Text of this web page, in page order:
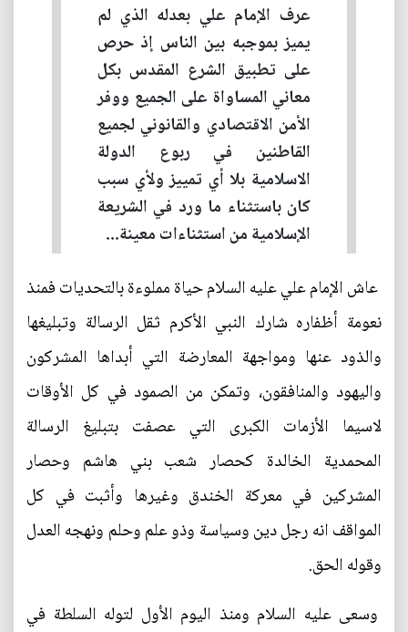
عرف الإمام علي بعدله الذي لم
يميز بموجبه بين الناس إذ حرص
على تطبيق الشرع المقدس بكل
معاني المساواة على الجميع ووفر
الأمن الاقتصادي والقانوني لجميع
القاطنين في ربوع الدولة
الاسلامية بلا أي تمييز ولأي سبب
كان باستثناء ما ورد في الشريعة
الإسلامية من استثناءات معينة...
عاش الإمام علي عليه السلام حياة مملوءة بالتحديات فمنذ
نعومة أظفاره شارك النبي الأكرم ثقل الرسالة وتبليغها
والذود عنها ومواجهة المعارضة التي أبداها المشركون
واليهود والمنافقون، وتمكن من الصمود في كل الأوقات
لاسيما الأزمات الكبرى التي عصفت بتبليغ الرسالة
المحمدية الخالدة كحصار شعب بني هاشم وحصار
المشركين في معركة الخندق وغيرها وأثبت في كل
المواقف انه رجل دين وسياسة وذو علم وحلم ونهجه العدل
وقوله الحق.
وسعى عليه السلام ومنذ اليوم الأول لتوله السلطة في